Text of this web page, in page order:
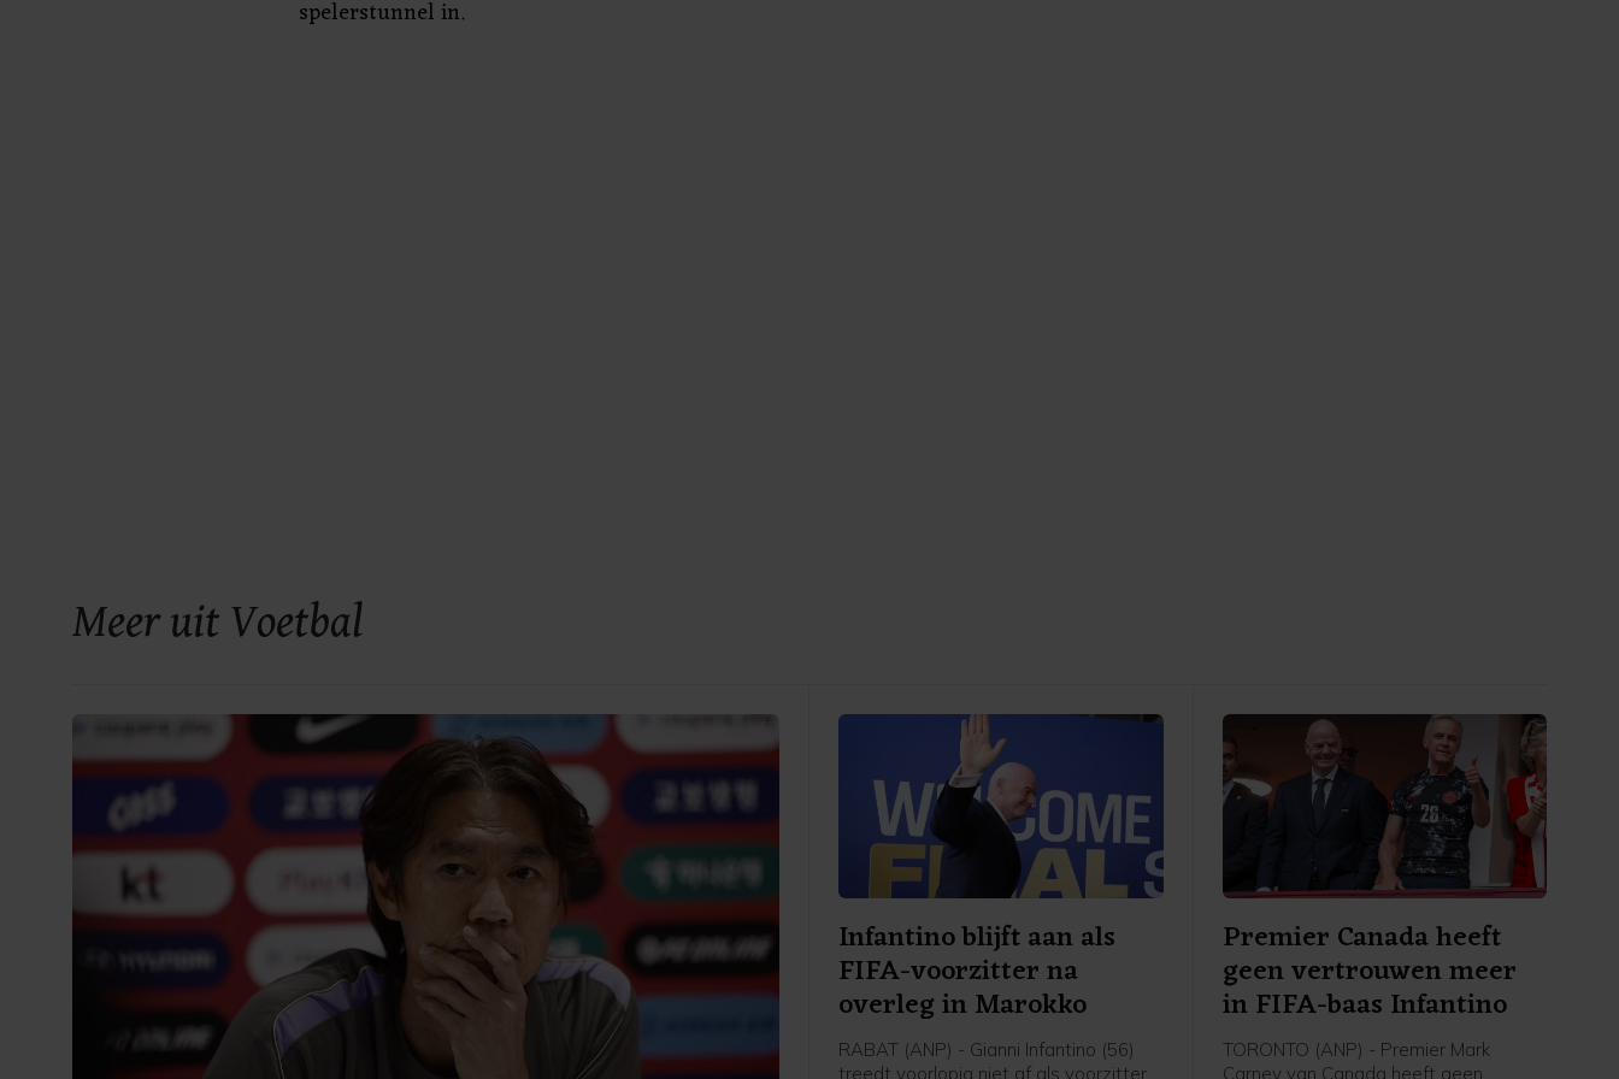
spelerstunnel in.
Meer uit Voetbal
Infantino blijft aan als
FIFA-voorzitter na
overleg in Marokko
RABAT (ANP) - Gianni Infantino (56)
treedt voorlopig niet af als voorzitter
Premier Canada heeft
geen vertrouwen meer
in FIFA-baas Infantino
TORONTO (ANP) - Premier Mark
Carney van Canada heeft geen